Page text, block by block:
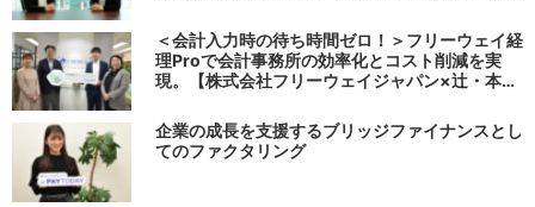
＜会計入力時の待ち時間ゼロ！＞フリーウェイ経
理Proで会計事務所の効率化とコスト削減を実
現。【株式会社フリーウェイジャパン×辻・本郷
企業の成長を支援するブリッジファイナンスとし
てのファクタリング